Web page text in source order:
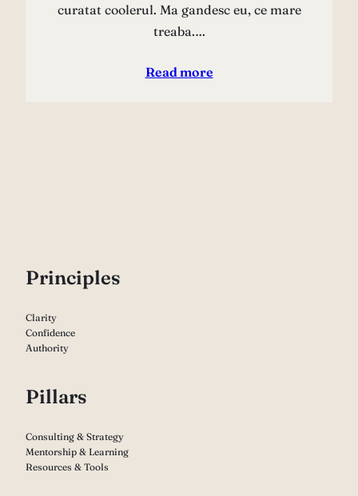
curatat coolerul. Ma gandesc eu, ce mare
treaba.…
Read more
Principles
Clarity
Confidence
Authority
Pillars
Consulting & Strategy
Mentorship & Learning
Resources & Tools